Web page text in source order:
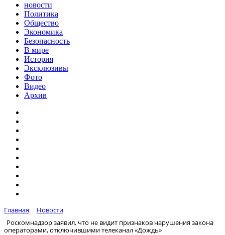
новости
Политика
Общество
Экономика
Безопасность
В мире
История
Эксклюзивы
Фото
Видео
Архив
Главная
Новости
Роскомнадзор заявил, что не видит признаков нарушения закона
операторами, отключившими телеканал «Дождь»